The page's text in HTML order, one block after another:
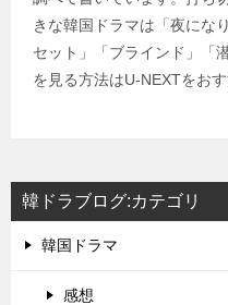
きな韓国ドラマは「夜にな
セット」「ブラインド」「
を見る方法はU-NEXTをおす
韓ドラブログ:カテゴリ
韓国ドラマ
感想